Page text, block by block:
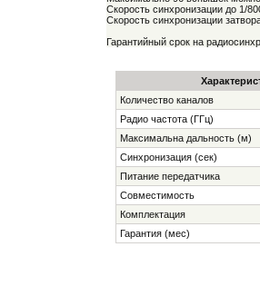
Скорость синхронизации до 1/
Скорость синхронизации
Гарантийный срок на
Количество каналов
Радио частота (ГГц)
Максимальна дальность (м)
Синхронизация (сек)
Питание передатчика
Совместимость
Комплектация
Гарантия (мес)